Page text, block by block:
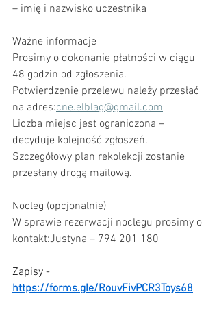
– imię i nazwisko uczestnika
Ważne informacje
Prosimy o dokonanie płatności w ciągu
48 godzin od zgłoszenia.
Potwierdzenie przelewu należy przesłać
na adres:cne.elblag@gmail.com
Liczba miejsc jest ograniczona –
decyduje kolejność zgłoszeń.
Szczegółowy plan rekolekcji zostanie
przesłany drogą mailową.
Nocleg (opcjonalnie)
W sprawie rezerwacji noclegu prosimy o
kontakt:Justyna – 794 201 180
Zapisy -
https://forms.gle/RouvFivPCR3Toys68